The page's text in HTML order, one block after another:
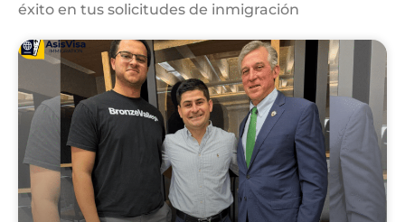
éxito en tus solicitudes de inmigración